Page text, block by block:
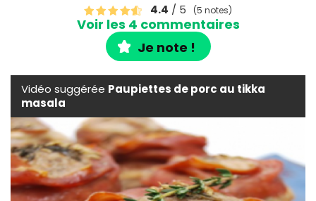
4.4 / 5 (5 notes)
Voir les 4 commentaires
Je note !
Vidéo suggérée Paupiettes de porc au tikka
masala